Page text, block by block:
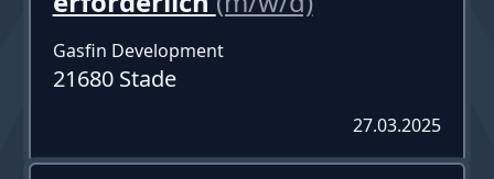
Gasfin Development
21680 Stade
27.03.2025